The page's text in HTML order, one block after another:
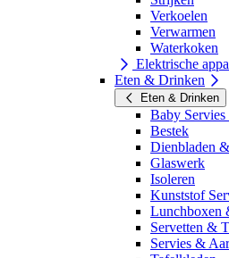
Verkoelen
Verwarmen
Waterkoken
Elektrische
Eten & Drinken
Eten & Drinken
Baby
Bestek
Dienbladen
Glaswerk
Isoleren
Kunststof
Lunchboxen
Servetten &
Servies &